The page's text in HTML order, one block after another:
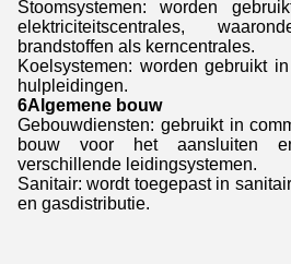
Stoomsystemen: worden
elektriciteitscentrales,
brandstoffen als kerncentrales.
Koelsystemen: worden gebruikt
hulpleidingen.
6Algemene bouw
Gebouwdiensten: gebruikt in
bouw voor het aansluiten
verschillende leidingsystemen.
Sanitair: wordt toegepast in
en gasdistributie.